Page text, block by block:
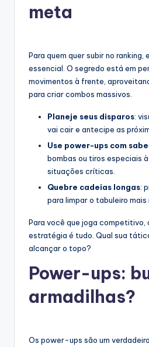
meta
Para quem quer subir no
essencial. O segredo está em
movimentos à frente,
para criar combos massivos.
Planeje seus disparos:
vai cair e antecipe as
Use power-ups com
bombas ou tiros especiais
situações críticas.
Quebre cadeias longas:
para limpar o tabuleiro mais
Para você que joga competitivo,
estratégia é tudo. Qual sua
alcançar o topo?
Power-ups:
armadilhas?
Os power-ups são um